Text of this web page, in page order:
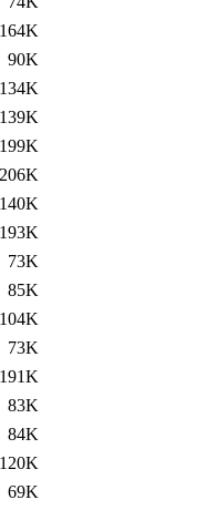
164K
90K
134K
139K
199K
206K
140K
193K
73K
85K
104K
73K
191K
83K
84K
120K
69K